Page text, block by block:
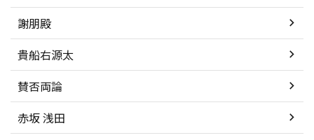
謝朋殿
貴船右源太
賛否両論
赤坂 浅田